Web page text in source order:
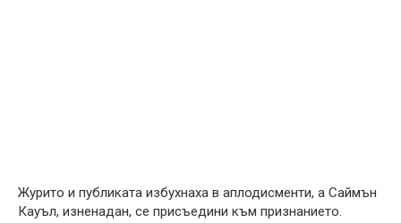
Журито и публиката избухнаха в аплодисменти, а Саймън
Кауъл, изненадан, се присъедини към признанието.